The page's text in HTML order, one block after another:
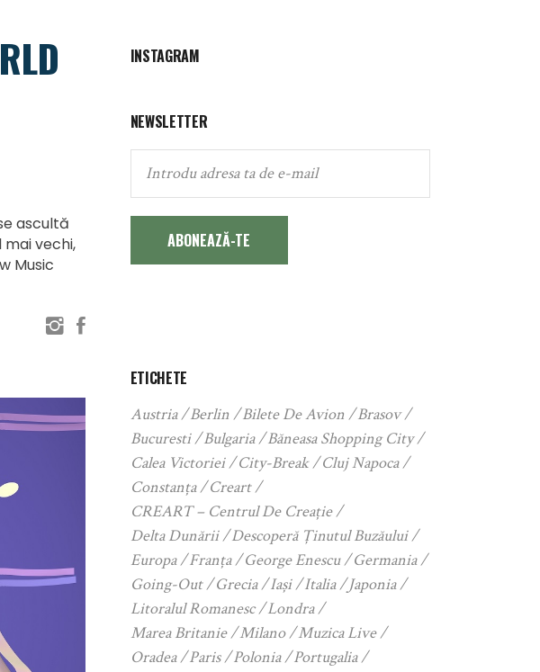
ascultă
vechi,
Music
INSTAGRAM
NEWSLETTER
ABONEAZĂ-TE
ETICHETE
Austria Berlin Bilete De Avion
Brasov
Bucuresti
Bulgaria
Băneasa Shopping City
Calea Victoriei
City-Break
Cluj Napoca
Constanța
Creart
CREART – Centrul De Creație
Delta Dunării
Descoperă Ținutul Buzăului
Europa
Franța George Enescu
Germania
Going-Out
Grecia Iași Italia
Japonia
Litoralul Romanesc
Londra
Marea Britanie
Milano
Muzica Live
Oradea
Paris Polonia
Portugalia